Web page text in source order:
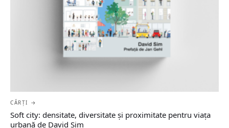
CĂRȚI →
Soft city: densitate, diversitate şi proximitate pentru viaţa
urbană de David Sim